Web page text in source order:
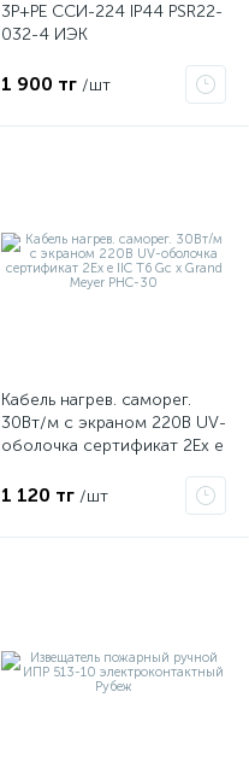
3P+PЕ ССИ-224 IP44 PSR22-
032-4 ИЭК
1 900 тг /шт
Кабель нагрев. саморег.
30Вт/м с экраном 220В UV-
оболочка сертификат 2Ex e
PHC-30
1 120 тг /шт